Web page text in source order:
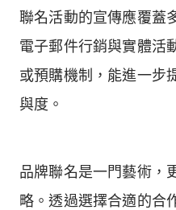
聯名活動的宣傳應覆蓋
電子郵件行銷與實體活
或預購機制，能進一步
與度。
品牌聯名是一門藝術，
略。透過選擇合適的合